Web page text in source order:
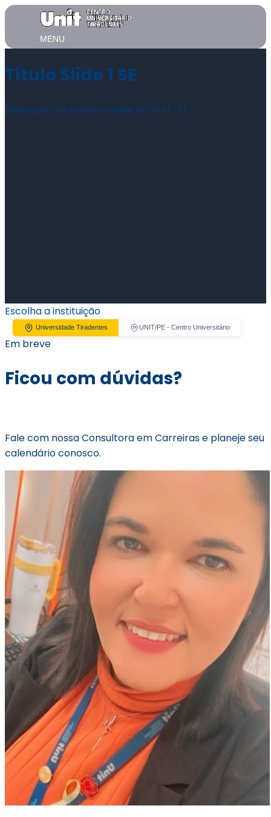
MENU
Título Slide 1 SE
Descrição do primeiro slide da UNIT-SE.
Escolha a instituição
Universidade Tiradentes UNIT/PE - Centro Universitário
Em breve
Ficou com dúvidas?
Fale com nossa Consultora em Carreiras e planeje seu
calendário conosco.